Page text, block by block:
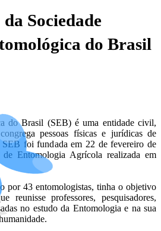
Sociedade
do Brasil
do Brasil (SEB) é uma entidade civil,
pessoas físicas e jurídicas de
SEB foi fundada em 22 de fevereiro de
Entomologia Agrícola realizada em
por 43 entomologistas, tinha o objetivo
reunisse professores, pesquisadores,
no estudo da Entomologia e na sua